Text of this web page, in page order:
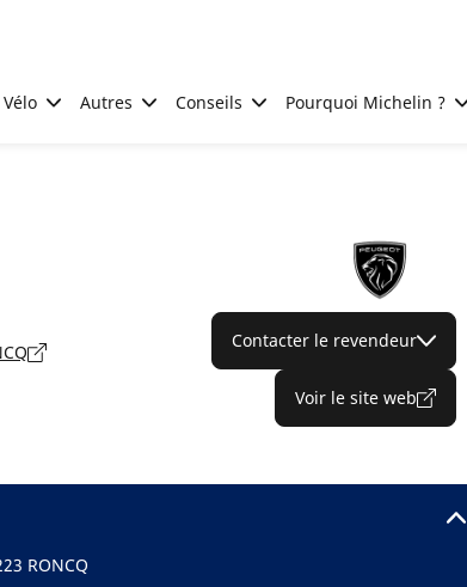
Vélo Autres Conseils Pourquoi Michelin ?
Contacter le revendeur
Voir le site web
RONCQ